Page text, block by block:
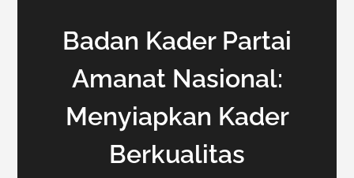
Badan Kader Partai
Amanat Nasional:
Menyiapkan Kader
Berkualitas